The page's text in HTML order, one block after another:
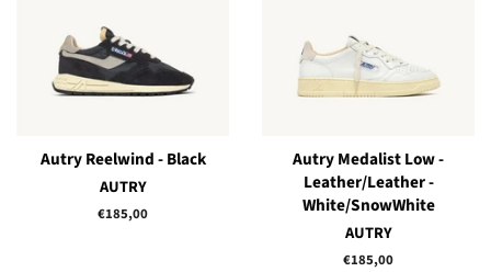
Autry Reelwind - Black
AUTRY
Prix
€185,00
Autry Medalist Low -
Leather/Leather -
White/SnowWhite
AUTRY
Prix
€185,00